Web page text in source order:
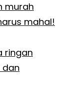
murah
mahal!
ringan
dan